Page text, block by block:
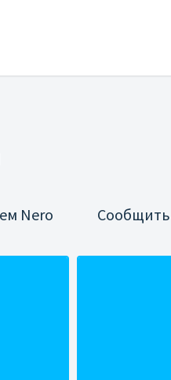
Nero